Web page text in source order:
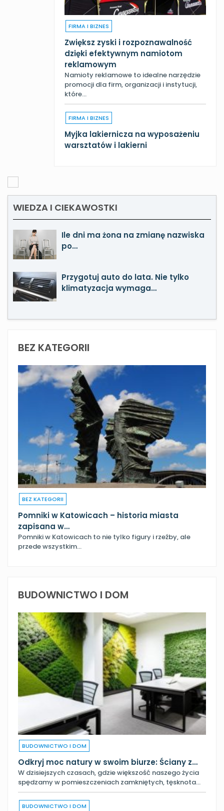
FIRMA I BIZNES
Zwiększ zyski i rozpoznawalność
dzięki efektywnym namiotom
reklamowym
Namioty reklamowe to idealne narzędzie
promocji dla firm, organizacji i instytucji,
które…
FIRMA I BIZNES
Myjka lakiernicza na wyposażeniu
warsztatów i lakierni
WIEDZA I CIEKAWOSTKI
Ile dni ma żona na zmianę nazwiska
po…
Przygotuj auto do lata. Nie tylko
klimatyzacja wymaga…
BEZ KATEGORII
BEZ KATEGORII
Pomniki w Katowicach – historia miasta
zapisana w…
Pomniki w Katowicach to nie tylko figury i rzeźby, ale
przede wszystkim…
BUDOWNICTWO I DOM
BUDOWNICTWO I DOM
Odkryj moc natury w swoim biurze: Ściany z…
W dzisiejszych czasach, gdzie większość naszego życia
spędzamy w pomieszczeniach zamkniętych, tęsknota…
BUDOWNICTWO I DOM